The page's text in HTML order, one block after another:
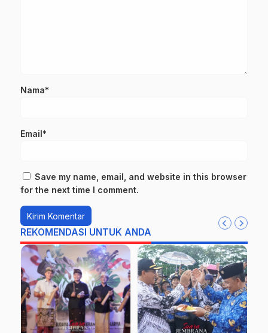
Nama*
Email*
Save my name, email, and website in this browser
for the next time I comment.
REKOMENDASI UNTUK ANDA